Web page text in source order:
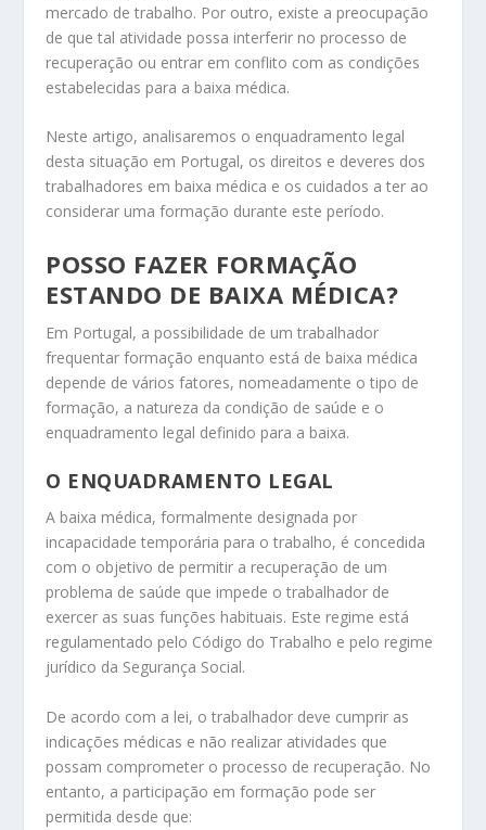
mercado de trabalho. Por outro, existe a preocupação
de que tal atividade possa interferir no processo de
recuperação ou entrar em conflito com as condições
estabelecidas para a baixa médica.
Neste artigo, analisaremos o enquadramento legal
desta situação em Portugal, os direitos e deveres dos
trabalhadores em baixa médica e os cuidados a ter ao
considerar uma formação durante este período.
POSSO FAZER FORMAÇÃO
ESTANDO DE BAIXA MÉDICA?
Em Portugal, a possibilidade de um trabalhador
frequentar formação enquanto está de baixa médica
depende de vários fatores, nomeadamente o tipo de
formação, a natureza da condição de saúde e o
enquadramento legal definido para a baixa.
O ENQUADRAMENTO LEGAL
A baixa médica, formalmente designada por
incapacidade temporária para o trabalho, é concedida
com o objetivo de permitir a recuperação de um
problema de saúde que impede o trabalhador de
exercer as suas funções habituais. Este regime está
regulamentado pelo Código do Trabalho e pelo regime
jurídico da Segurança Social.
De acordo com a lei, o trabalhador deve cumprir as
indicações médicas e não realizar atividades que
possam comprometer o processo de recuperação. No
entanto, a participação em formação pode ser
permitida desde que: